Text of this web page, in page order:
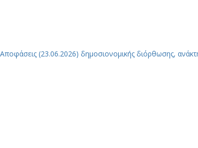
Αποφάσεις (23.06.2026) δημοσιονομικής διόρθωσης,